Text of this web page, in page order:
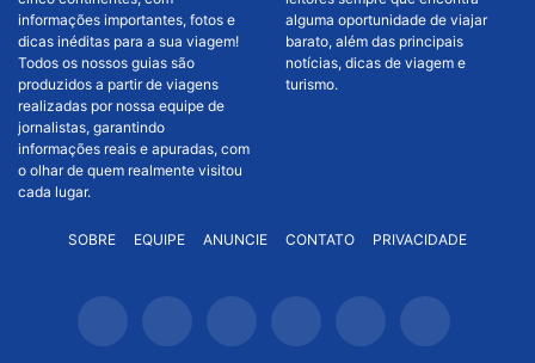
informações importantes, fotos e
dicas inéditas para a sua viagem!
Todos os nossos guias são
produzidos a partir de viagens
realizadas por nossa equipe de
jornalistas, garantindo
informações reais e apuradas, com
o olhar de quem realmente visitou
cada lugar.
alguma oportunidade de viajar
barato, além das principais
notícias, dicas de viagem e
turismo.
SOBRE EQUIPE ANUNCIE CONTATO PRIVACIDADE